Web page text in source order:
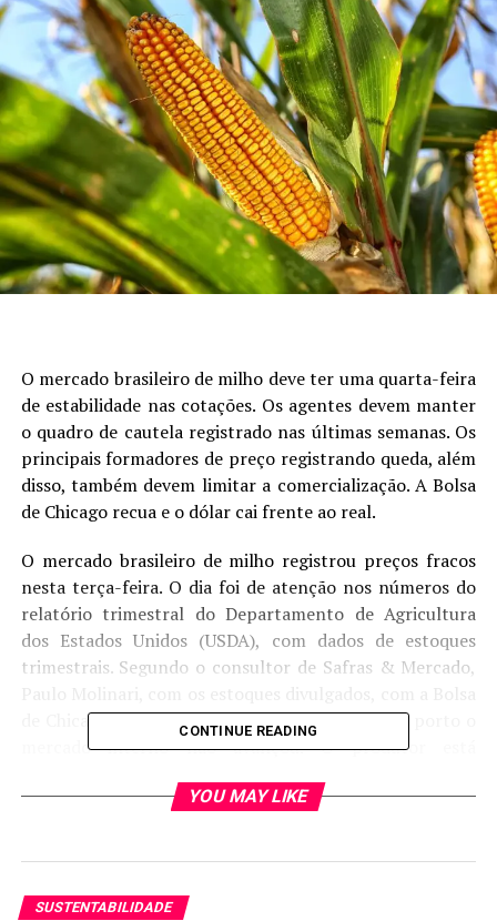
O mercado brasileiro de milho deve ter uma quarta-feira
de estabilidade nas cotações. Os agentes devem manter
o quadro de cautela registrado nas últimas semanas. Os
principais formadores de preço registrando queda, além
disso, também devem limitar a comercialização. A Bolsa
de Chicago recua e o dólar cai frente ao real.
O mercado brasileiro de milho registrou preços fracos
nesta terça-feira. O dia foi de atenção nos números do
relatório trimestral do Departamento de Agricultura
dos Estados Unidos (USDA), com dados de estoques
trimestrais. Segundo o consultor de Safras & Mercado,
de Chicago caindo e com as cotações fracas no porto o
mercado interno não avançou. O produtor está
preços mais baixos, avalia.
65,00/68,00 a saca.
CONTINUE READING
YOU MAY LIKE
SUSTENTABILIDADE